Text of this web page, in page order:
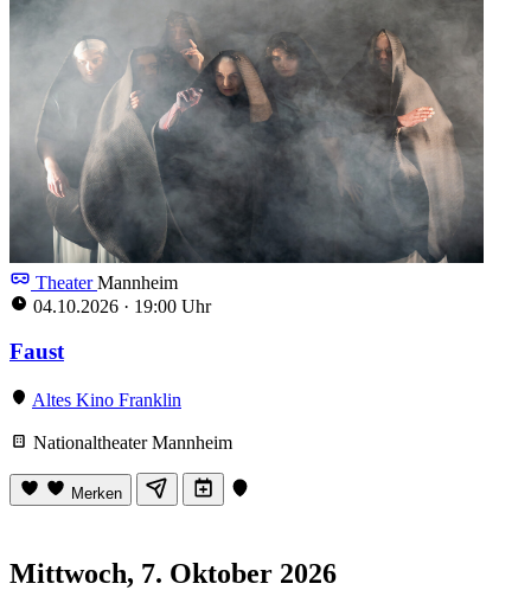
TheaterMannheim
04.10.2026 · 19:00 Uhr
Faust
Altes Kino Franklin
Nationaltheater Mannheim
Merken
Mittwoch, 7. Oktober 2026